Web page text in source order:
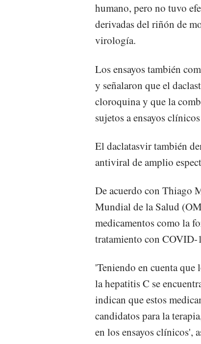
humano, pero no tuvo
derivadas del riñón de
virología.
Los ensayos también
y señalaron que el
cloroquina y que la
sujetos a ensayos
El daclatasvir también
antiviral de amplio
De acuerdo con Thiago
Mundial de la Salud
medicamentos como la
tratamiento con COVID-
'Teniendo en cuenta
la hepatitis C se
indican que estos
candidatos para la
en los ensayos clínicos',